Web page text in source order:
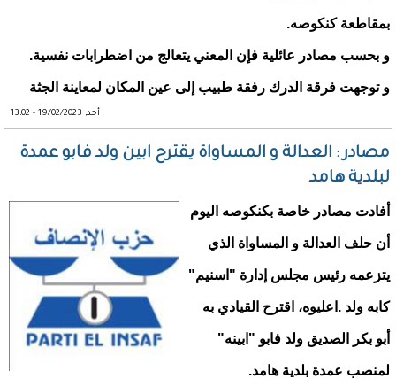
بمقاطعة كنكوصه.
و بحسب مصادر عائلية فإن المعني يتعالج من اضطرابات نفسية.
و توجهت فرقة الدرك رفقة طبيب إلى عين المكان لمعاينة الجثة
أحد, 19/02/2023 - 13:02
مصادر : العدالة و المساواة يقترح ابين ولد فابو عمدة
لبلدية هامد
أفادت مصادر خاصة بكنكوصه اليوم
أن حلف العدالة و المساواة الذي
يتزعمه رئيس مجلس إدارة "اسنيم"
كابه ولد .اعليوه، اقترح القيادي به
أبو بكر الصديق ولد فابو "ابينه"
لمنصب عمدة بلدية هامد.